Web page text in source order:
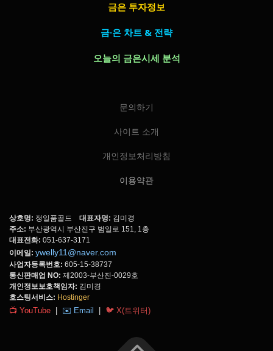
금은 투자정보
금·은 차트 & 전략
오늘의 금은시세 분석
문의하기
사이트 소개
개인정보처리방침
이용약관
상호명: 정일품골드 대표자명: 김미경
주소: 부산광역시 부산진구 범일로 151, 1층
대표전화: 051-637-3171
이메일: ywelly11@naver.com
사업자등록번호: 605-15-38737
통신판매업 NO: 제2003-부산진-0029호
개인정보보호책임자: 김미경
호스팅서비스: Hostinger
📺 YouTube ✉️ Email 🐦 X(트위터)